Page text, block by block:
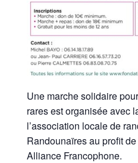
Une marche solidaire
rares est organisée avec
l’association locale de
Randounaïres au profit
Alliance Francophone.